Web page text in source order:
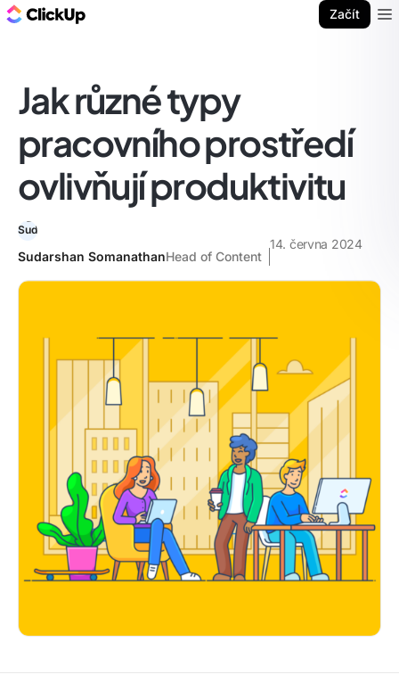
Začít
Jak různé typy
pracovního prostředí
ovlivňují produktivitu
Sudarshan SomanathanHead of Content
14. června 2024